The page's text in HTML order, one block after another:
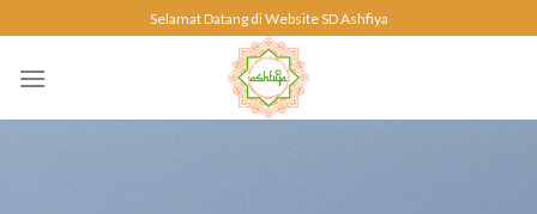
to
content
Selamat Datang di Website SD Ashfiya